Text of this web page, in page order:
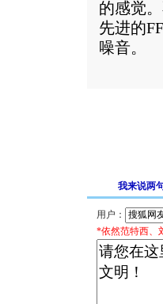
的感觉
先进的
噪音。
我来说两
用户：
*依然范特西、